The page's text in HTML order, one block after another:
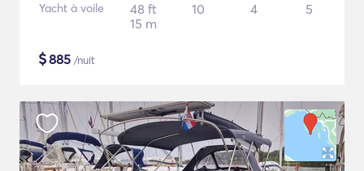
Yacht à voile
48 ft
15 m
10 4 5
$885 /nuit